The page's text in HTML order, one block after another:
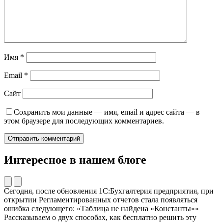
Имя *
Email *
Сайт
Сохранить мои данные — имя, email и адрес сайта — в
этом браузере для последующих комментариев.
Интересное в нашем блоге
Сегодня, после обновления 1С:Бухгалтерия предприятия, при
открытии Регламентированных отчетов стала появляться
ошибка следующего: «Таблица не найдена «Константы»»
Рассказываем о двух способах, как бесплатно решить эту